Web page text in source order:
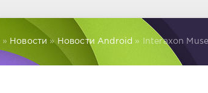
» Новости » Новости Android » Interaxon